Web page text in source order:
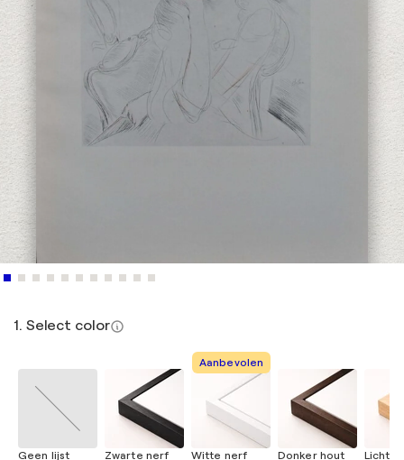
1. Select color
Geen lijst
Zwarte nerf
Aanbevolen
Witte nerf
Donker hout
Licht